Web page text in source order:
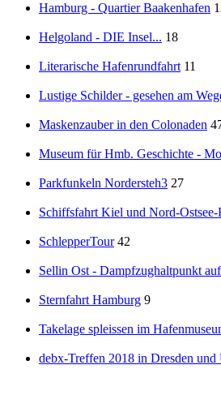
Hamburg - Quartier Baakenhafen
Helgoland - DIE Insel... 18
Literarische Hafenrundfahrt 11
Lustige Schilder - gesehen am
Maskenzauber in den Colonaden
Museum für Hmb. Geschichte -
Parkfunkeln Nordersteh3 27
Schiffsfahrt Kiel und Nord-
SchlepperTour 42
Sellin Ost - Dampfzughaltpunkt
Sternfahrt Hamburg 9
Takelage spleissen im
debx-Treffen 2018 in Dresden und